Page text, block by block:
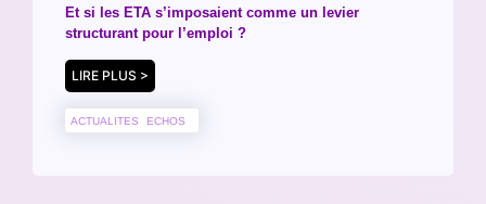
Et si les ETA s’imposaient comme un levier
structurant pour l’emploi ?
LIRE PLUS >
ACTUALITES ECHOS